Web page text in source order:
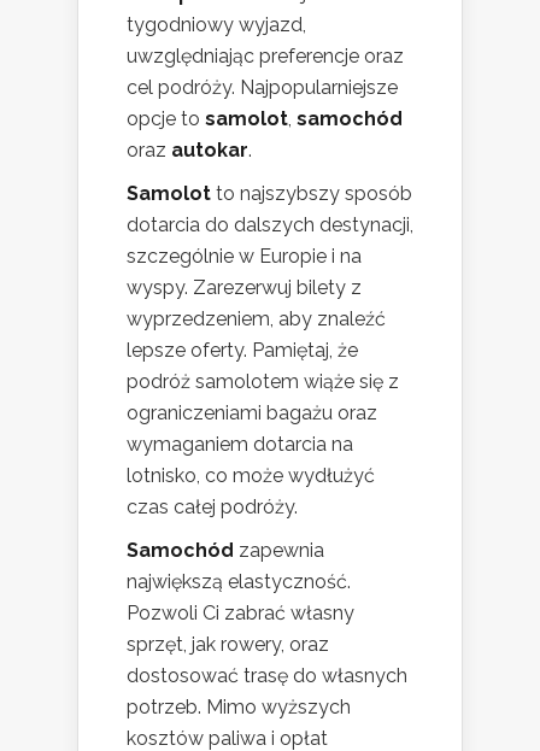
tygodniowy wyjazd,
uwzględniając preferencje oraz
cel podróży. Najpopularniejsze
opcje to samolot samochód
oraz autokar.
Samolot to najszybszy sposób
dotarcia do dalszych destynacji,
szczególnie w Europie i na
wyspy. Zarezerwuj bilety z
wyprzedzeniem, aby znaleźć
lepsze oferty. Pamiętaj, że
podróż samolotem wiąże się z
ograniczeniami bagażu oraz
wymaganiem dotarcia na
lotnisko, co może wydłużyć
czas całej podróży.
Samochód zapewnia
największą elastyczność.
Pozwoli Ci zabrać własny
sprzęt, jak rowery, oraz
dostosować trasę do własnych
potrzeb. Mimo wyższych
kosztów paliwa i opłat